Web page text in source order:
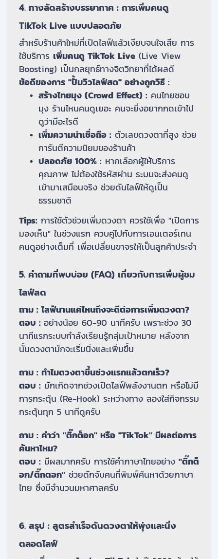
4. ทางลัดสร้างบรรยากาศ : การเพิ่มคนดู
TikTok Live แบบปลอดภัย
สำหรับร้านค้าใหม่ที่เปิดไลฟ์แล้วเงียบจนใจเสีย การ
ใช้บริการ เพิ่มคนดู TikTok Live (Live View
Boosting) เป็นกลยุทธ์ทางจิตวิทยาที่ได้ผลดี
ข้อดีของการ "ปั้มวิวไลฟ์สด" อย่างถูกวิธี :
สร้างไทยมุง (Crowd Effect) : คนไทยชอบ
มุง ร้านไหนคนดูเยอะ คนจะยิ่งอยากกดเข้าไป
ดูว่ามีอะไรดี
เพิ่มความน่าเชื่อถือ : ตัวเลขดวงตาที่สูง ช่วย
การันตีความนิยมของร้านค้า
ปลอดภัย 100% : หากเลือกผู้ให้บริการ
คุณภาพ ไม่ต้องใช้รหัสผ่าน ระบบจะส่งคนดู
เข้ามาเสมือนจริง ช่วยดันไลฟ์ให้ดูเป็น
ธรรมชาติ
Tips: การใช้ตัวช่วยเพิ่มดวงตา ควรใช้เพื่อ "เปิดการ
มองเห็น" ในช่วงแรก ควบคู่ไปกับการเอนเตอร์เทน
คนดูอย่างเต็มที่ เพื่อเปลี่ยนขาจรให้เป็นลูกค้าประจำ
5. คำถามที่พบบ่อย (FAQ) เกี่ยวกับการเพิ่มผู้ชม
ไลฟ์สด
ถาม : ไลฟ์นานแค่ไหนถึงจะดีต่อการเพิ่มดวงตา?
ตอบ : อย่างน้อย 60-90 นาทีครับ เพราะช่วง 30
นาทีแรกระบบกำลังเรียนรู้กลุ่มเป้าหมาย หลังจาก
นั้นดวงตามักจะเริ่มนิ่งและเพิ่มขึ้น
ถาม : ทำไมดวงตาขึ้นช่วงแรกแล้วตกเร็ว?
ตอบ : มักเกิดจากช่วงเปิดไลฟ์พลังงานตก หรือไม่มี
การกระตุ้น (Re-Hook) ระหว่างทาง ลองใส่กิจกรรม
กระตุ้นทุก 5 นาทีดูครับ
ถาม : คำว่า "ติ๊กต็อก" หรือ "TikTok" มีผลต่อการ
ค้นหาไหม?
ตอบ : มีผลมากครับ การใช้คำภาษาไทยอย่าง "ติ๊กต็
อก/ติ๊กตอก" ช่วยดักจับคนที่พิมพ์ค้นหาด้วยภาษา
ไทย ซึ่งมีจำนวนมหาศาลครับ
6. สรุป : สูตรสำเร็จดันดวงตาให้พุ่งและนิ่ง
ตลอดไลฟ์